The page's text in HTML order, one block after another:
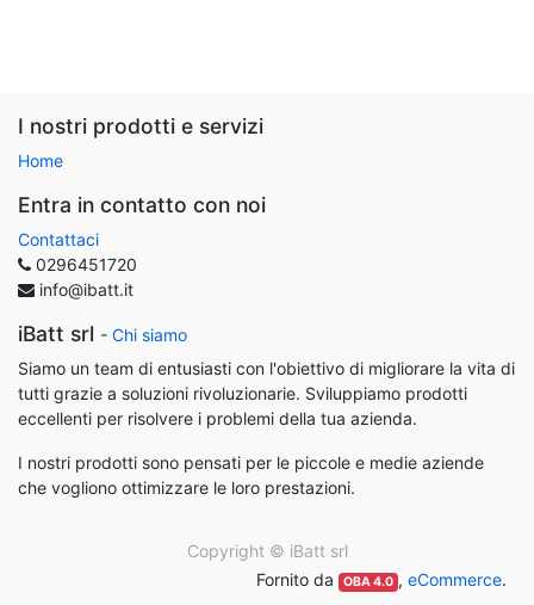
I nostri prodotti e servizi
Home
Entra in contatto con noi
Contattaci
0296451720
info@ibatt.it
iBatt srl - Chi siamo
Siamo un team di entusiasti con l'obiettivo di migliorare la vita di
tutti grazie a soluzioni rivoluzionarie. Sviluppiamo prodotti
eccellenti per risolvere i problemi della tua azienda.
I nostri prodotti sono pensati per le piccole e medie aziende
che vogliono ottimizzare le loro prestazioni.
Copyright © iBatt srl
Fornito da
OBA 4.0 , eCommerce.